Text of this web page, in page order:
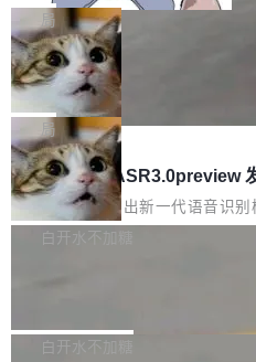
x / Harmony PC curl -fsSL
r.org/solon...
不断累积，代码仓中的模块关系、
务逻辑等关键信息往往分散于数十
件之中，形成高度复杂的知识关联
代码检索手段（如关键词匹配、目
在语法层面完成文本定位，难以触
内涵与结构关联，导致开发者使用
理解大规模代码仓时面临显著"代码
颈。 代码仓深度理解服务（以下
e深度理解服务"）是华为云码道
名90后算法工程师王某，为了给
服务器空间，删光了公司AI游戏部
数据。 王某2024年1月入职东城区
短剧部门，有互联网大厂背景。在
调整期间，部门三次通知全员将数
移到B集群，王某都回复了"收到"
数据。2024年9月3日下午4点，他
的账号密码进入A集群，输入了一
称为"删库跑路"的命令——最高管
自研的多个文生3D和...
局
Cloudflare 分享推理优化实践
che 量化 + 权重压缩，吞吐量提
1%，成本降 30%
Kimi 和 GLM 是当前最强的大模型
它们有一个共同的问题：太吃显
的 Kimi K 系列和智谱的 GLM 都是
oE 架构的大模型，好用到让人上
存永远不够用。 Cloudflare 的
一直在跑这些模型的推理。他们在
整性保护。效果是：吞吐量提升
局
腾讯混元 Hy ASR3.0preview
腾讯混元正式推出新一代语音识别
3.0preview。基于最新一代大语言
让语音识别不再只是听清，而是真
白开水不加糖
新和少量网页兼容性修复版本。
白开水不加糖